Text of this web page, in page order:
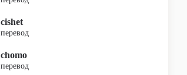
cishet
перевод
chomo
перевод